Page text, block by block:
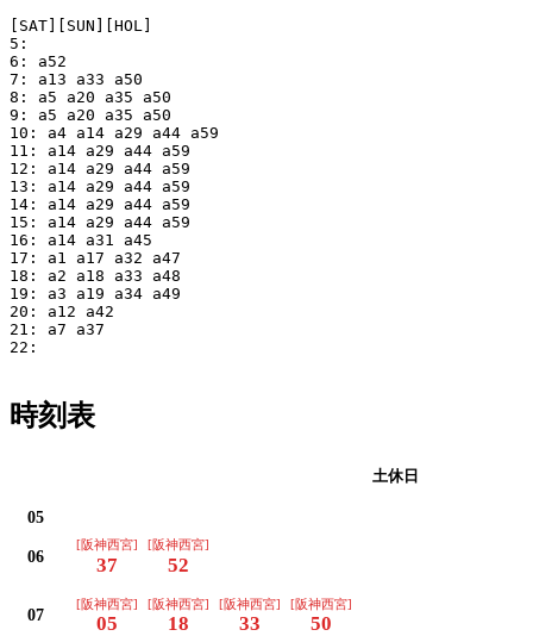
[SAT][SUN][HOL]
5:
6: a52
7: a13 a33 a50
8: a5 a20 a35 a50
9: a5 a20 a35 a50
10: a4 a14 a29 a44 a59
11: a14 a29 a44 a59
12: a14 a29 a44 a59
13: a14 a29 a44 a59
14: a14 a29 a44 a59
15: a14 a29 a44 a59
16: a14 a31 a45
17: a1 a17 a32 a47
18: a2 a18 a33 a48
19: a3 a19 a34 a49
20: a12 a42
21: a7 a37
22:
時刻表
土休日
05
06
[阪神西宮]
37
[阪神西宮]
52
07
[阪神西宮]
05
[阪神西宮]
18
[阪神西宮]
33
[阪神西宮]
50